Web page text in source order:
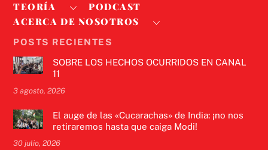
TEORÍA
PODCAST
ACERCA DE NOSOTROS
POSTS RECIENTES
SOBRE LOS HECHOS OCURRIDOS EN CANAL
11
3 agosto, 2026
El auge de las «Cucarachas» de India: ¡no nos
retiraremos hasta que caiga Modi!
30 julio, 2026